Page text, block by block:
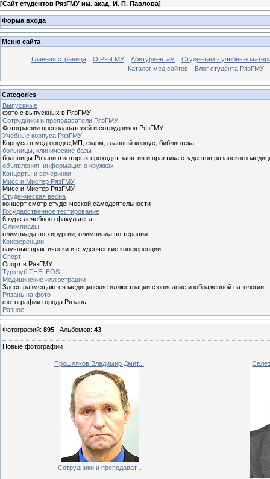
[Сайт студентов РязГМУ им. акад. И. П. Павлова]
Форма входа
Меню сайта
Главная страница О РязГМУ Абитуриентам
Студентам - учебные
Каталог мед сайтов
Блог студента РязГМУ
Categories
Выпускные
фото с выпускных в РязГМУ
Сотрудники и преподаватели РязГМУ
Фотографии преподавателей и сотрудников РязГМУ
Учебные корпуса РязГМУ
Корпуса в медгородке,МП, фарм, главный корпус, библиотека
больницы, клинические базы
больницы Рязани в которых проходят занятия и практика студентов рязанского
объявления, информация о кружках
Концерты и вечеринки
Мисс и Мистер РязГМУ
Мисс и Мистер РязГМУ
Студенческая весна
концерт смотр студенческой самодеятельности
Государственное тестирование
6 курс лечебного факультета
Олимпиады
олимпиада по хирургии, олимпиада по терапии
Конференции
научные практически и студенческие конференции
Спорт
Спорт в РязГМУ
Турклуб THELEOS
Медицинские иллюстрации
Здесь размещаются медицинские иллюстрации с описание изображенной патологии
Рязань на фото
фотографии города Рязань
Разное
Фотографий: 895 | Альбомов: 43
Новые фотографии
Прошляков Владимир Дмит...
Сотрудники и преподават...